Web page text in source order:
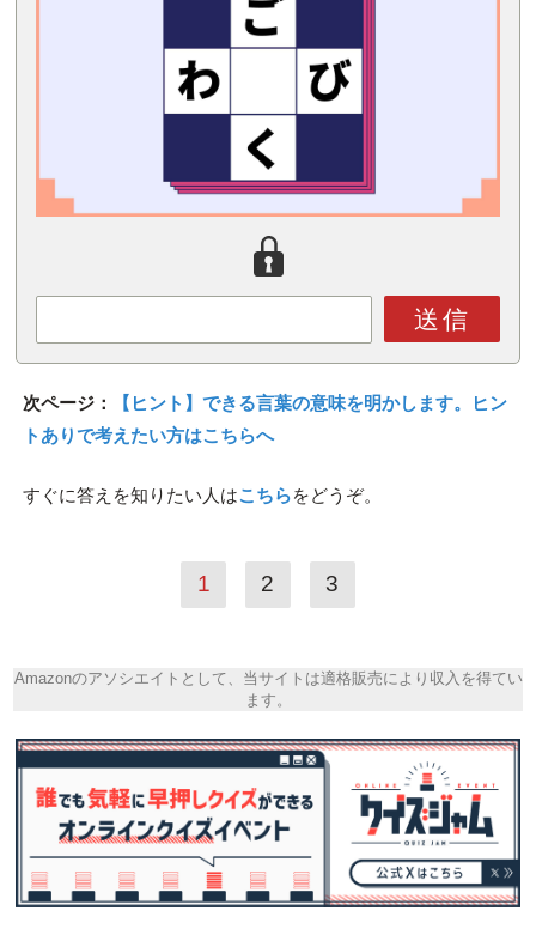
送信
次ページ：
【ヒント】できる言葉の意味を明かします。ヒン
トありで考えたい方はこちらへ
すぐに答えを知りたい人はこちらをどうぞ。
1 2 3
Amazonのアソシエイトとして、当サイトは適格販売により収入を得てい
ます。